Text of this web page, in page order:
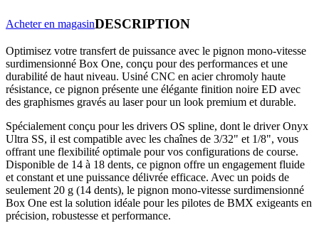
Acheter en magasinDESCRIPTION
Optimisez votre transfert de puissance avec le pignon mono-vitesse
surdimensionné Box One, conçu pour des performances et une
durabilité de haut niveau. Usiné CNC en acier chromoly haute
résistance, ce pignon présente une élégante finition noire ED avec
des graphismes gravés au laser pour un look premium et durable.
Spécialement conçu pour les drivers OS spline, dont le driver Onyx
Ultra SS, il est compatible avec les chaînes de 3/32" et 1/8", vous
offrant une flexibilité optimale pour vos configurations de course.
Disponible de 14 à 18 dents, ce pignon offre un engagement fluide
et constant et une puissance délivrée efficace. Avec un poids de
seulement 20 g (14 dents), le pignon mono-vitesse surdimensionné
Box One est la solution idéale pour les pilotes de BMX exigeants en
précision, robustesse et performance.